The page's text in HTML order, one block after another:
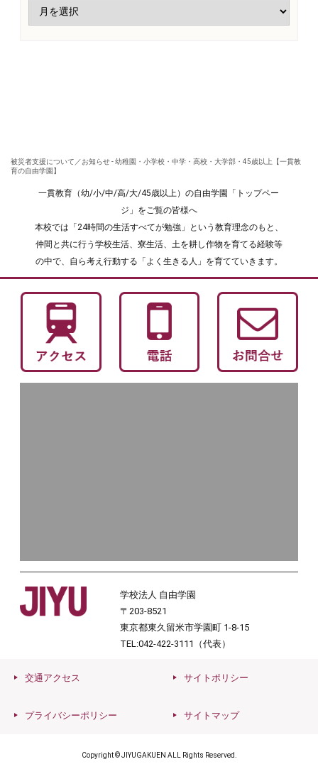
被災者支援について／お知らせ - 幼稚園・小学校・中学・高校・大学部・45歳以上【一貫教
育の自由学園】
一貫教育（幼/小/中/高/大/45歳以上）の自由学園「トップペー
ジ」をご覧の皆様へ
本校では「24時間の生活すべてが勉強」という教育理念のもと、
仲間と共に行う学校生活、寮生活、土を耕し作物を育てる経験等
の中で、自ら考え行動する「よく生きる人」を育てていきます。
学校法人 自由学園
〒203-8521
東京都東久留米市学園町 1-8-15
TEL:042-422-3111（代表）
交通アクセス サイトポリシー
プライバシーポリシー サイトマップ
Copyright © JIYUGAKUEN ALL Rights Reserved.